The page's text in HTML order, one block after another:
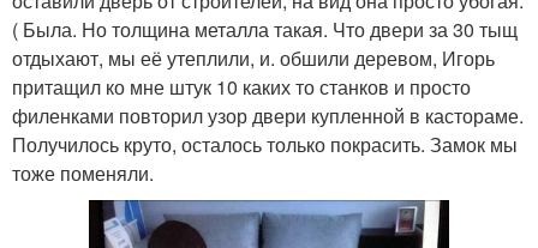
( Была. Но толщина металла такая. Что двери за 30 тыщ
отдыхают, мы её утеплили, и. обшили деревом, Игорь
притащил ко мне штук 10 каких то станков и просто
филенками повторил узор двери купленной в кастораме.
Получилось круто, осталось только покрасить. Замок мы
тоже поменяли.